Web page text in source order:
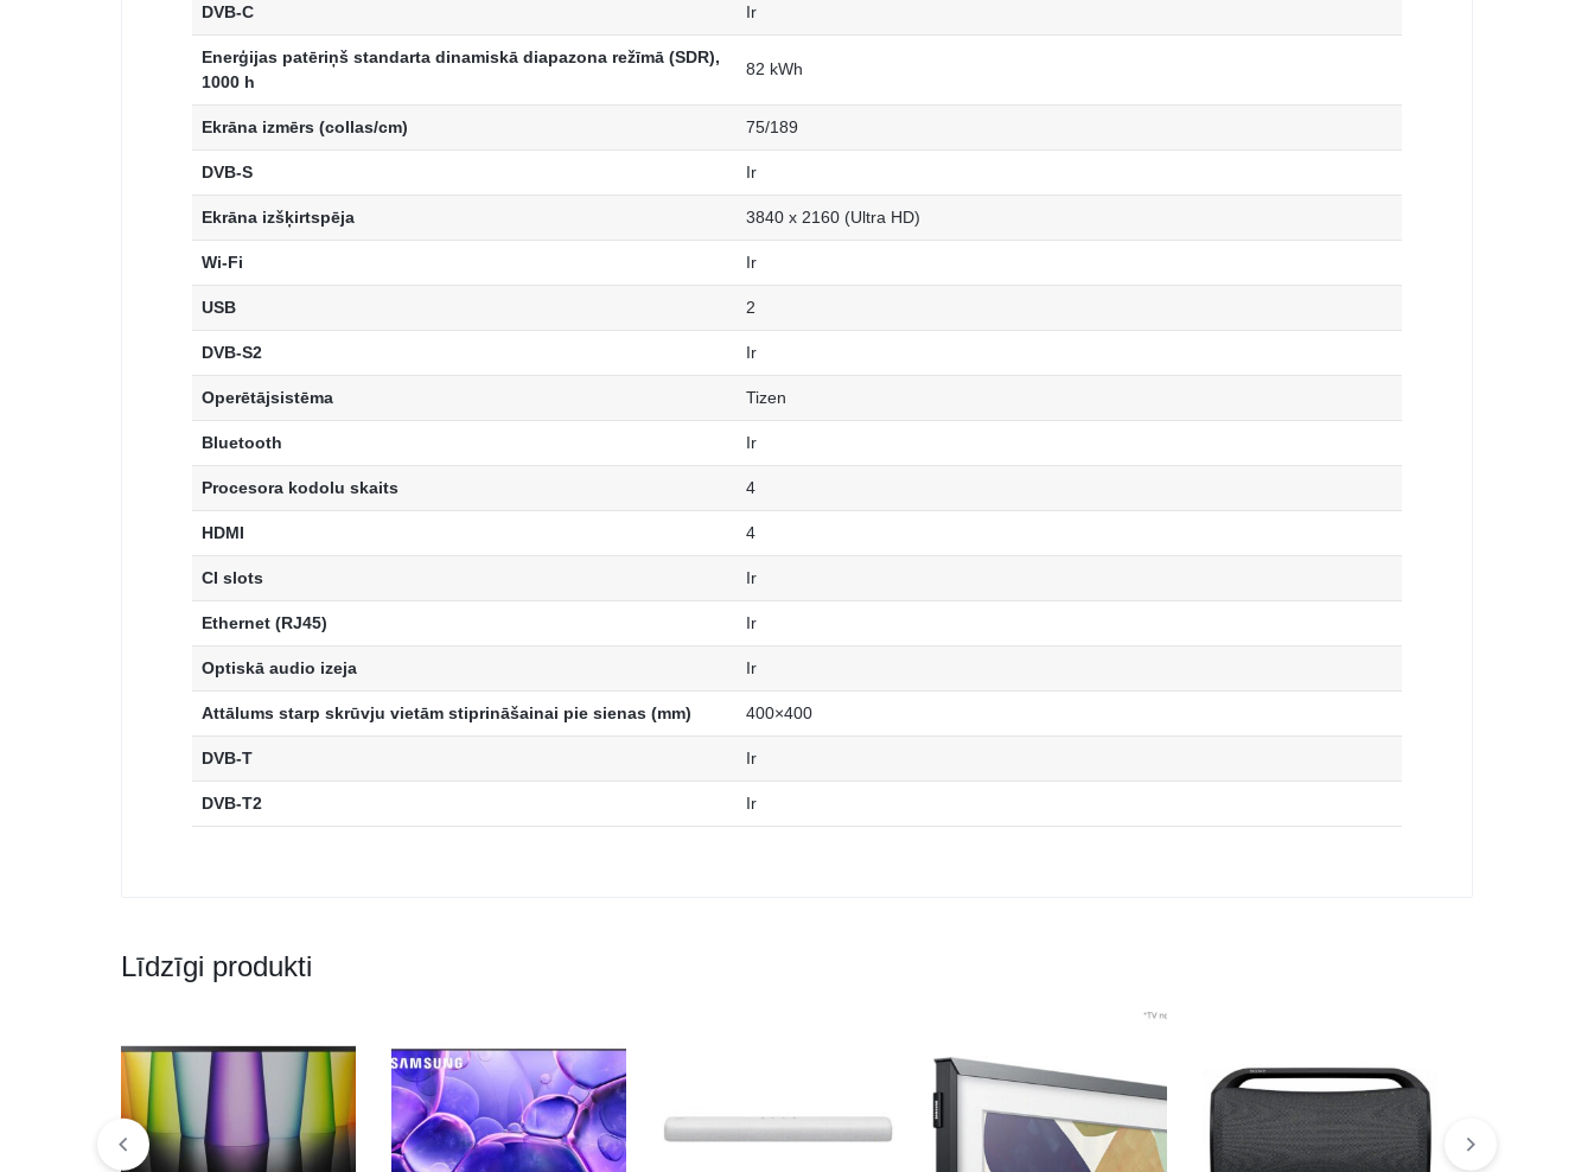
DVB-C Ir
Enerģijas patēriņš standarta dinamiskā diapazona režīmā (SDR),
1000 h
82 kWh
Ekrāna izmērs (collas/cm) 75/189
DVB-S Ir
Ekrāna izšķirtspēja 3840 x 2160 (Ultra HD)
Wi-Fi Ir
USB 2
DVB-S2 Ir
Operētājsistēma Tizen
Bluetooth Ir
Procesora kodolu skaits 4
HDMI 4
CI slots Ir
Ethernet (RJ45) Ir
Optiskā audio izeja Ir
Attālums starp skrūvju vietām stiprināšainai pie sienas (mm) 400×400
DVB-T Ir
DVB-T2 Ir
Līdzīgi produkti